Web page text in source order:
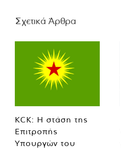
Σχετικά Άρθρα
KCK: Η στάση της
Επιτροπής
Υπουργών του